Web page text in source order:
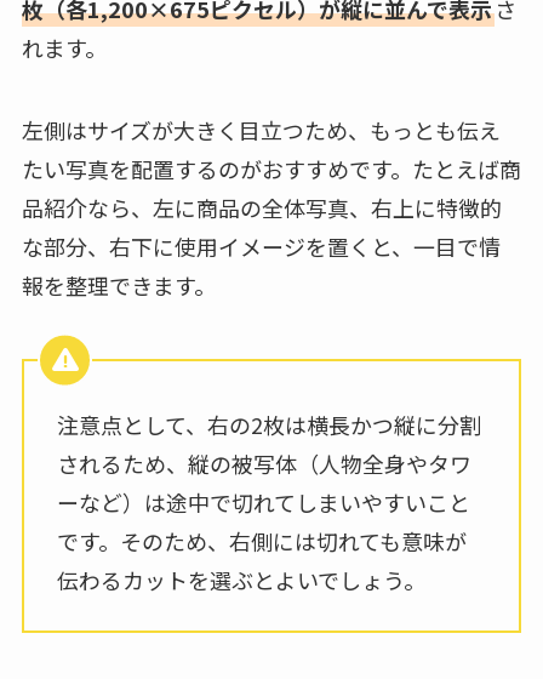
枚（各1,200×675ピクセル）が縦に並んで表示さ
れます。
左側はサイズが大きく目立つため、もっとも伝え
たい写真を配置するのがおすすめです。たとえば商
品紹介なら、左に商品の全体写真、右上に特徴的
な部分、右下に使用イメージを置くと、一目で情
報を整理できます。
注意点として、右の2枚は横長かつ縦に分割
されるため、縦の被写体（人物全身やタワ
ーなど）は途中で切れてしまいやすいこと
です。そのため、右側には切れても意味が
伝わるカットを選ぶとよいでしょう。